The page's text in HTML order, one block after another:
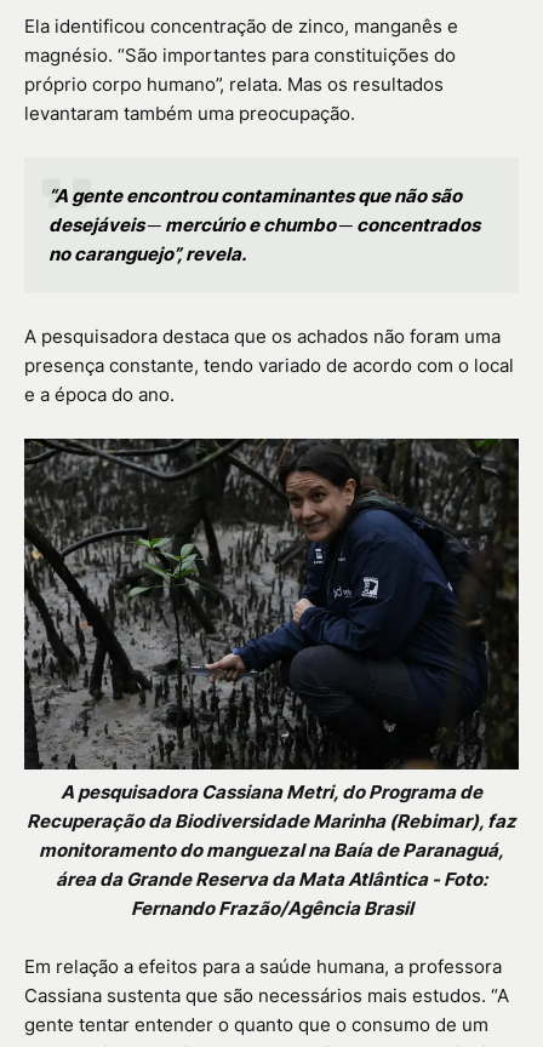
Ela identificou concentração de zinco, manganês e
magnésio. “São importantes para constituições do
próprio corpo humano”, relata. Mas os resultados
levantaram também uma preocupação.
“A gente encontrou contaminantes que não são
desejáveis ─ mercúrio e chumbo ─ concentrados
no caranguejo”, revela.
A pesquisadora destaca que os achados não foram uma
presença constante, tendo variado de acordo com o local
e a época do ano.
A pesquisadora Cassiana Metri, do Programa de
Recuperação da Biodiversidade Marinha (Rebimar), faz
monitoramento do manguezal na Baía de Paranaguá,
área da Grande Reserva da Mata Atlântica - Foto:
Fernando Frazão/Agência Brasil
Em relação a efeitos para a saúde humana, a professora
Cassiana sustenta que são necessários mais estudos. “A
gente tentar entender o quanto que o consumo de um